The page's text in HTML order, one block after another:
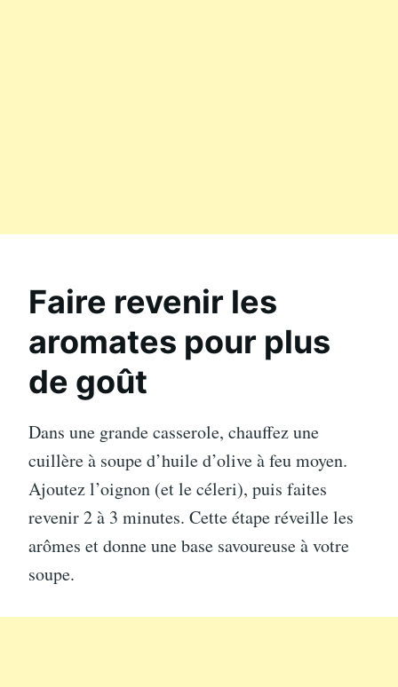
Faire revenir les
aromates pour plus
de goût
Dans une grande casserole, chauffez une
cuillère à soupe d’huile d’olive à feu moyen.
Ajoutez l’oignon (et le céleri), puis faites
revenir 2 à 3 minutes. Cette étape réveille les
arômes et donne une base savoureuse à votre
soupe.